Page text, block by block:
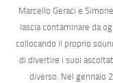
Marcello Geraci e
lascia contaminare da
collocando il proprio
di divertire i suoi
diverso. Nel gennaio